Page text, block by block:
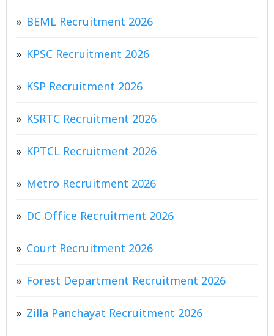
BEML Recruitment 2026
KPSC Recruitment 2026
KSP Recruitment 2026
KSRTC Recruitment 2026
KPTCL Recruitment 2026
Metro Recruitment 2026
DC Office Recruitment 2026
Court Recruitment 2026
Forest Department Recruitment 2026
Zilla Panchayat Recruitment 2026